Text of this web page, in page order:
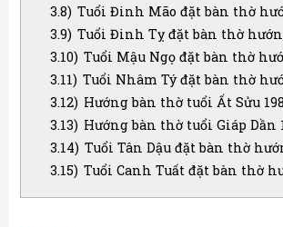
3.8) Tuổi Đinh Mão đặt bàn thờ
3.9) Tuổi Đinh Tỵ đặt bàn thờ
3.10) Tuổi Mậu Ngọ đặt bàn thờ
3.11) Tuổi Nhâm Tý đặt bàn thờ
3.12) Hướng bàn thờ tuổi Ất Sửu
3.13) Hướng bàn thờ tuổi Giáp Dần
3.14) Tuổi Tân Dậu đặt bàn thờ
3.15) Tuổi Canh Tuất đặt bàn thờ